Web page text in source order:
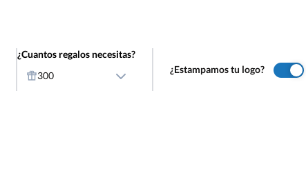
¿Cuantos regalos necesitas?
300
¿Estampamos tu logo?